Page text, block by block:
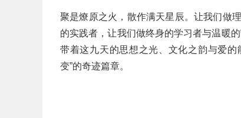
聚是燎原之火，散作满天星辰。让我们做
的实践者，让我们做终身的学习者与温暖
带着这九天的思想之光、文化之韵与爱
变”的奇迹篇章。